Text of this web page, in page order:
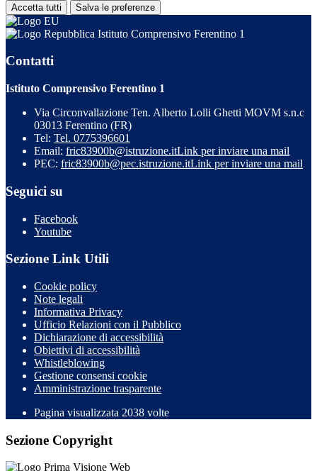
Accetta tutti Salva le preferenze
Istituto Comprensivo Ferentino 1
Contatti
Istituto Comprensivo Ferentino 1
Via Circonvallazione Ten. Alberto Lolli Ghetti MOVM s.n.c
03013 Ferentino (FR)
Tel: Tel. 0775396601
Email: fric83900b@istruzione.itLink per inviare una mail
PEC: fric83900b@pec.istruzione.itLink per inviare una mail
Seguici su
Facebook
Youtube
Sezione Link Utili
Cookie policy
Note legali
Informativa Privacy
Ufficio Relazioni con il Pubblico
Dichiarazione di accessibilità
Obiettivi di accessibilità
Whistleblowing
Gestione consensi cookie
Amministrazione trasparente
Pagina visualizzata 2038 volte
Sezione Copyright